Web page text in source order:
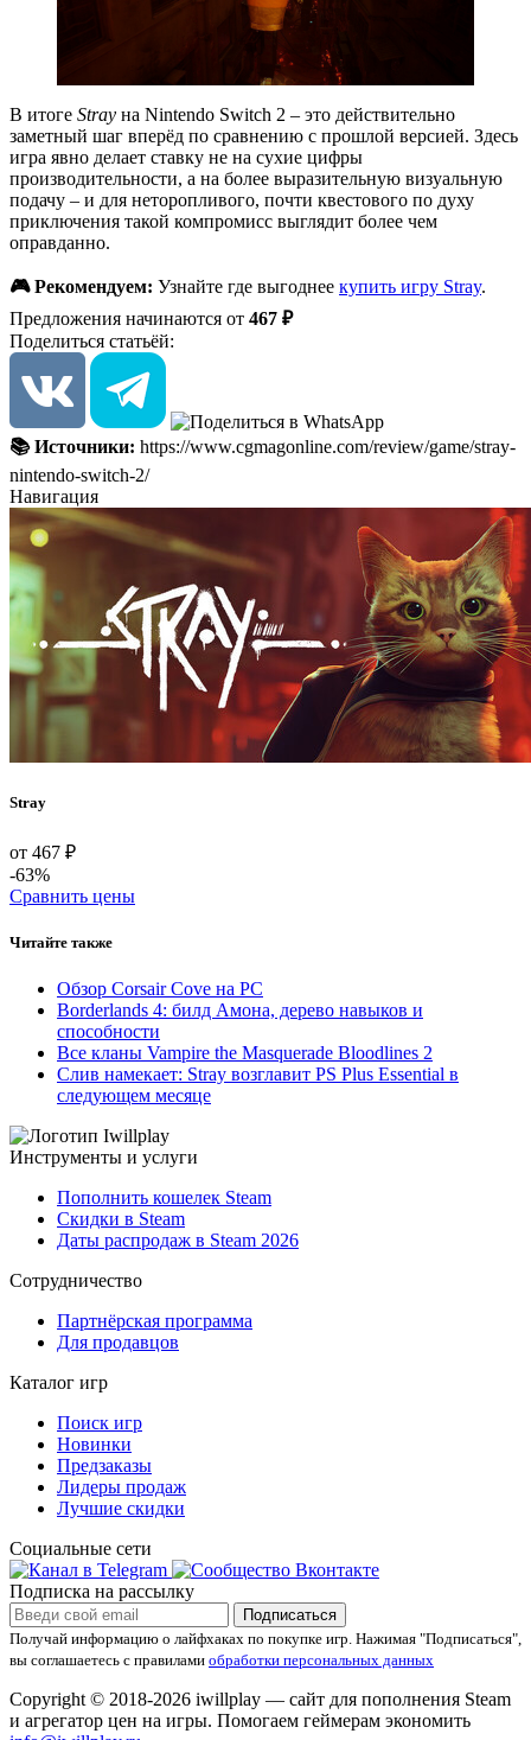
В итоге Stray на Nintendo Switch 2 – это действительно
заметный шаг вперёд по сравнению с прошлой версией. Здесь
игра явно делает ставку не на сухие цифры
производительности, а на более выразительную визуальную
подачу – и для неторопливого, почти квестового по духу
приключения такой компромисс выглядит более чем
оправданно.
🎮 Рекомендуем: Узнайте где выгоднее купить игру Stray.
Предложения начинаются от 467 ₽
Поделиться статьёй:
📚 Источники: https://www.cgmagonline.com/review/game/stray-
nintendo-switch-2/
Навигация
Stray
от 467 ₽
-63%
Сравнить цены
Читайте также
Обзор Corsair Cove на PC
Borderlands 4: билд Амона, дерево навыков и
способности
Все кланы Vampire the Masquerade Bloodlines 2
Слив намекает: Stray возглавит PS Plus Essential в
следующем месяце
Инструменты и услуги
Пополнить кошелек Steam
Скидки в Steam
Даты распродаж в Steam 2026
Сотрудничество
Партнёрская программа
Для продавцов
Каталог игр
Поиск игр
Новинки
Предзаказы
Лидеры продаж
Лучшие скидки
Социальные сети
Подписка на рассылку
Подписаться
Получай информацию о лайфхаках по покупке игр. Нажимая "Подписаться",
вы соглашаетесь с правилами обработки персональных данных
Copyright © 2018-2026 iwillplay — сайт для пополнения Steam
и агрегатор цен на игры. Помогаем геймерам экономить